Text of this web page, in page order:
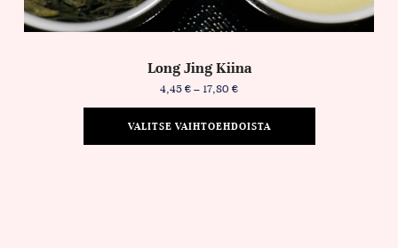
Long Jing Kiina
4,45€– 17,80 €
VALITSE VAIHTOEHDOISTA